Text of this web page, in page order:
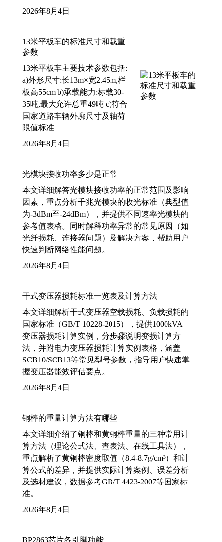
2026年8月4日
13米平板车的标准尺寸和载重
参数
13米平板车主要技术参数包括:
a)外形尺寸:长13m×宽2.45m,栏
板高55cm b)承载能力:标载30-
35吨,最大允许总重49吨 c)符合
国家道路车辆外廓尺寸及轴荷
限值标准
2026年8月4日
光模块接收功率多少是正常
本文详细解答光模块接收功率的正常范围及影响
因素，重点分析千兆光模块的收光标准（典型值
为-3dBm至-24dBm），并提供不同速率光模块的
参考值表格。同时解释功率异常的常见原因（如
光纤损耗、连接器问题）及解决方案，帮助用户
快速判断网络性能问题。
2026年8月4日
干式变压器损耗标准一览表及计算方法
本文详细解析干式变压器空载损耗、负载损耗的
国家标准（GB/T 10228-2015），提供1000kVA
变压器损耗计算实例，分步骤说明变损计算方
法，并附电力变压器损耗计算实例表格，涵盖
SCB10/SCB13等常见型号参数，指导用户快速掌
握变压器能效评估要点。
2026年8月4日
铜棒的重量计算方法有哪些
本文详细介绍了铜棒和黄铜棒重量的三种常用计
算方法（理论公式法、查表法、在线工具法），
重点解析了黄铜棒密度取值（8.4-8.7g/cm³）和计
算公式的差异，并提供实际计算案例、误差分析
及选材建议，数据参考GB/T 4423-2007等国家标
准。
2026年8月4日
BP2863芯片各引脚功能